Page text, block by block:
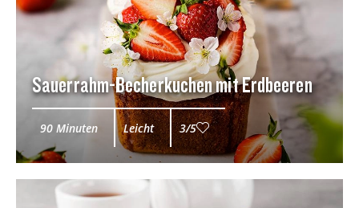
Sauerrahm-Becherkuchen mit Erdbeeren
90 Minuten Leicht 3/5